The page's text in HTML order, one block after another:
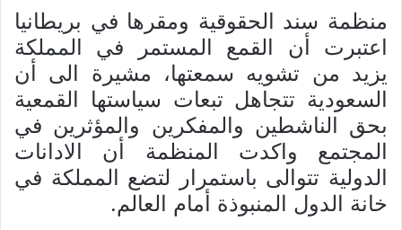
منظمة سند الحقوقية ومقرها في بريطانيا
اعتبرت أن القمع المستمر في المملكة
يزيد من تشويه سمعتها، مشيرة الى أن
السعودية تتجاهل تبعات سياستها القمعية
بحق الناشطين والمفكرين والمؤثرين في
المجتمع واكدت المنظمة أن الادانات
الدولية تتوالى باستمرار لتضع المملكة في
خانة الدول المنبوذة أمام العالم.